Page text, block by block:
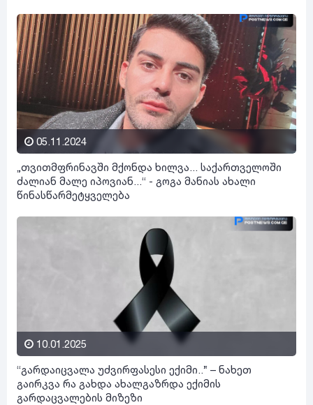
05.11.2024
„თვითმფრინავში მქონდა ხილვა... საქართველოში
ძალიან მალე იპოვიან...“ - გოგა მანიას ახალი
წინასწარმეტყველება
10.01.2025
“გარდაიცვალა უძვირფასესი ექიმი..” – ნახეთ
გაირკვა რა გახდა ახალგაზრდა ექიმის
გარდაცვალების მიზეზი